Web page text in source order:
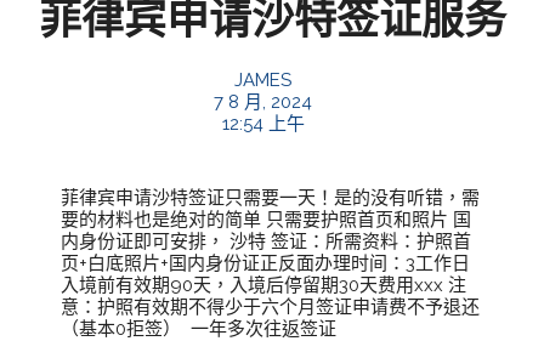
菲律宾申请沙特签证服务
JAMES
7 8 月, 2024
12:54 上午
菲律宾申请沙特签证只需要一天！是的没有听错，需
要的材料也是绝对的简单 只需要护照首页和照片 国
内身份证即可安排， 沙特 签证：所需资料：护照首
页+白底照片+国内身份证正反面办理时间：3工作日
入境前有效期90天，入境后停留期30天费用xxx 注
意：护照有效期不得少于六个月签证申请费不予退还
（基本0拒签） 一年多次往返签证